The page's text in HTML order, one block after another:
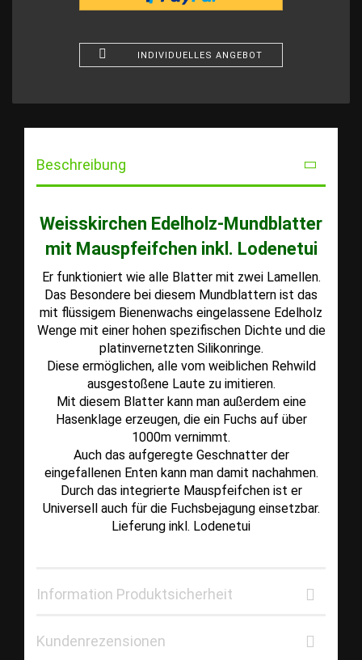
INDIVIDUELLES ANGEBOT
Beschreibung
Weisskirchen Edelholz-Mundblatter
mit Mauspfeifchen inkl. Lodenetui
Er funktioniert wie alle Blatter mit zwei Lamellen.
Das Besondere bei diesem Mundblattern ist das
mit flüssigem Bienenwachs eingelassene Edelholz
Wenge mit einer hohen spezifischen Dichte und die
platinvernetzten Silikonringe.
Diese ermöglichen, alle vom weiblichen Rehwild
ausgestoßene Laute zu imitieren.
Mit diesem Blatter kann man außerdem eine
Hasenklage erzeugen, die ein Fuchs auf über
1000m vernimmt.
Auch das aufgeregte Geschnatter der
eingefallenen Enten kann man damit nachahmen.
Durch das integrierte Mauspfeifchen ist er
Universell auch für die Fuchsbejagung einsetzbar.
Lieferung inkl. Lodenetui
Information Produktsicherheit
Kundenrezensionen